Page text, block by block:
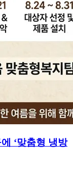
‘맞춤형 냉방